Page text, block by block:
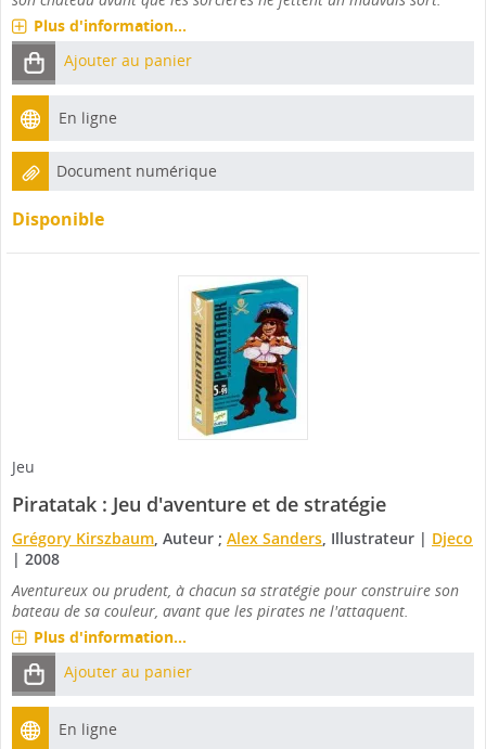
Plus d'information...
Ajouter au panier
En ligne
Document numérique
Disponible
Jeu
Piratatak : Jeu d'aventure et de stratégie
Grégory Kirszbaum, Auteur ; Alex Sanders, Illustrateur | Djeco
| 2008
Aventureux ou prudent, à chacun sa stratégie pour construire son
bateau de sa couleur, avant que les pirates ne l'attaquent.
Plus d'information...
Ajouter au panier
En ligne